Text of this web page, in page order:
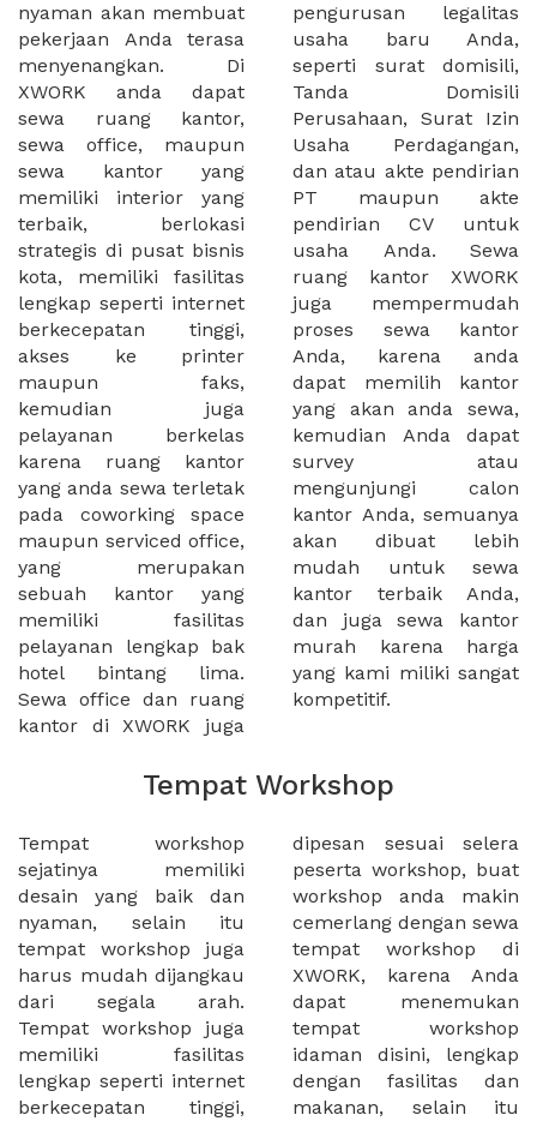
nyaman akan membuat
pekerjaan Anda terasa
menyenangkan. Di
XWORK anda dapat
sewa ruang kantor,
sewa office, maupun
sewa kantor yang
memiliki interior yang
terbaik, berlokasi
strategis di pusat bisnis
kota, memiliki fasilitas
lengkap seperti internet
berkecepatan tinggi,
akses ke printer
maupun faks,
kemudian juga
pelayanan berkelas
karena ruang kantor
yang anda sewa terletak
pada coworking space
maupun serviced office,
yang merupakan
sebuah kantor yang
memiliki fasilitas
pelayanan lengkap bak
hotel bintang lima.
Sewa office dan ruang
kantor di XWORK juga
pengurusan legalitas
usaha baru Anda,
seperti surat domisili,
Tanda Domisili
Perusahaan, Surat Izin
Usaha Perdagangan,
dan atau akte pendirian
PT maupun akte
pendirian CV untuk
usaha Anda. Sewa
ruang kantor XWORK
juga mempermudah
proses sewa kantor
Anda, karena anda
dapat memilih kantor
yang akan anda sewa,
kemudian Anda dapat
survey atau
mengunjungi calon
kantor Anda, semuanya
akan dibuat lebih
mudah untuk sewa
kantor terbaik Anda,
dan juga sewa kantor
murah karena harga
yang kami miliki sangat
kompetitif.
Tempat Workshop
Tempat workshop
sejatinya memiliki
desain yang baik dan
nyaman, selain itu
tempat workshop juga
harus mudah dijangkau
dari segala arah.
Tempat workshop juga
memiliki fasilitas
lengkap seperti internet
berkecepatan tinggi,
dipesan sesuai selera
peserta workshop, buat
workshop anda makin
cemerlang dengan sewa
tempat workshop di
XWORK, karena Anda
dapat menemukan
tempat workshop
idaman disini, lengkap
dengan fasilitas dan
makanan, selain itu